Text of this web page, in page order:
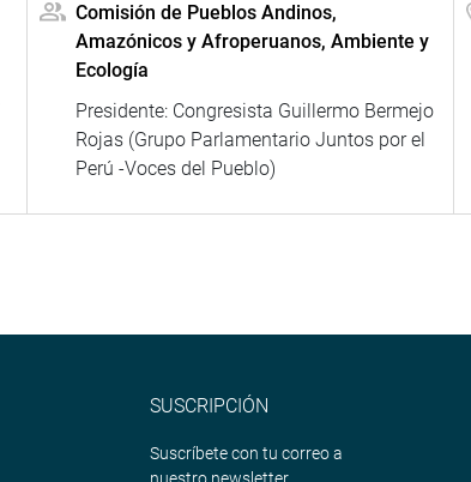
Comisión de Pueblos Andinos,
Amazónicos y Afroperuanos, Ambiente y
Ecología
Presidente: Congresista Guillermo Bermejo
Rojas (Grupo Parlamentario Juntos por el
Perú -Voces del Pueblo)
SUSCRIPCIÓN
Suscríbete con tu correo a